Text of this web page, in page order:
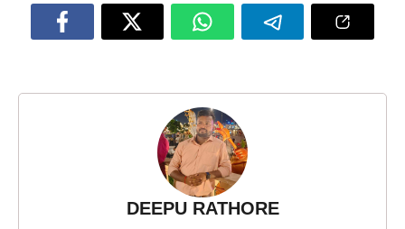
DEEPU RATHORE